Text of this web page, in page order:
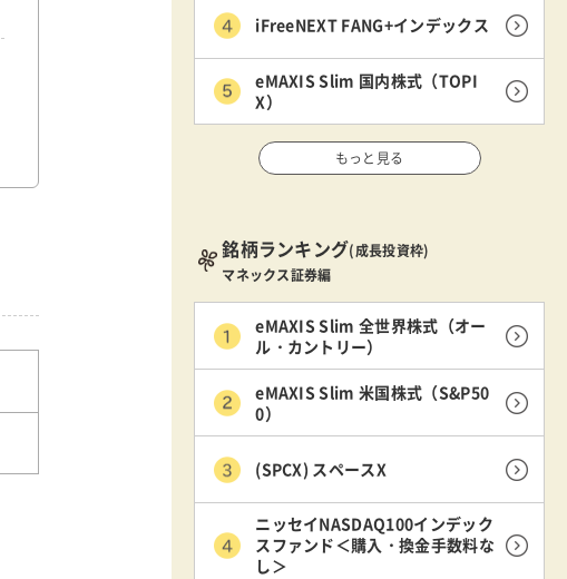
iFreeNEXT FANG+インデックス
eMAXIS Slim 国内株式（TOPI
X）
もっと見る
銘柄ランキング(成長投資枠)
マネックス証券編
eMAXIS Slim 全世界株式（オー
ル・カントリー）
eMAXIS Slim 米国株式（S&P50
0）
(SPCX) スペースX
ニッセイNASDAQ100インデック
スファンド＜購入・換金手数料な
し＞